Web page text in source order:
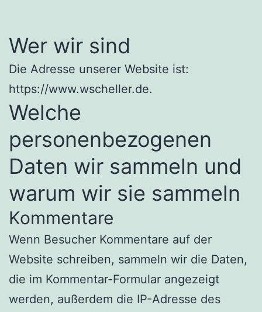
Wer wir sind
Die Adresse unserer Website ist:
https://www.wscheller.de.
Welche
personenbezogenen
Daten wir sammeln und
warum wir sie sammeln
Kommentare
Wenn Besucher Kommentare auf der
Website schreiben, sammeln wir die Daten,
die im Kommentar-Formular angezeigt
werden, außerdem die IP-Adresse des